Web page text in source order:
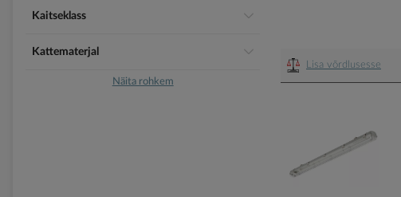
Lisa võrdlusesse
Kaitseklass
Kattematerjal
Näita rohkem